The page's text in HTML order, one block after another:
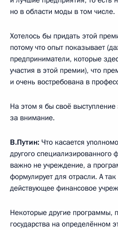
но в области моды в том числе.
Хотелось бы придать этой
потому что опыт показывает
предприниматели, которые
участия в этой премии), что
и очень востребована в
На этом я бы своё
за внимание.
В.Путин: Что касается
другого специализированного
важно не учреждение, а
формулирует для отрасли. А
действующее финансовое
Некоторые другие программы,
государства на определённом